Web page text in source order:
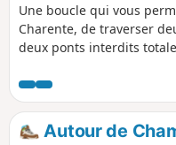
Une boucle qui vous
Charente, de traverser
deux ponts interdits
du haut du pont
les quais de son port
Autour de